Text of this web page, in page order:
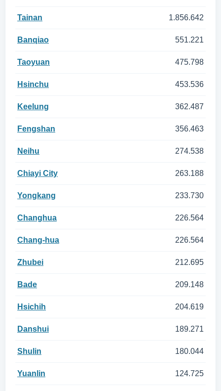
Tainan 1.856.642
Banqiao 551.221
Taoyuan 475.798
Hsinchu 453.536
Keelung 362.487
Fengshan 356.463
Neihu 274.538
Chiayi City 263.188
Yongkang 233.730
Changhua 226.564
Chang-hua 226.564
Zhubei 212.695
Bade 209.148
Hsichih 204.619
Danshui 189.271
Shulin 180.044
Yuanlin 124.725